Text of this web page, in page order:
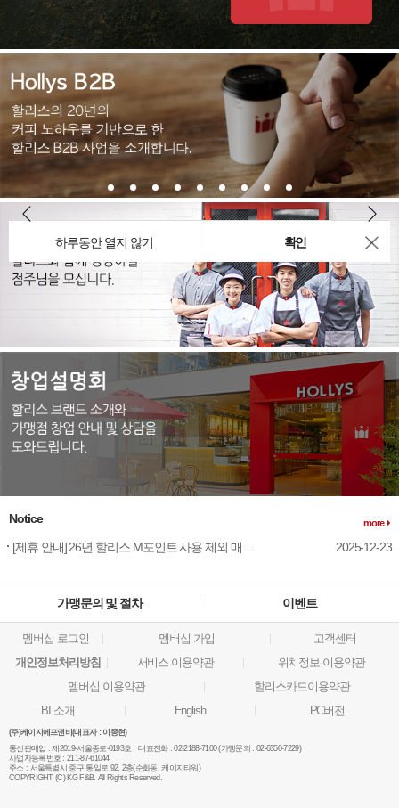
Notice more
2025-12-23
하루동안 열지 않기 확인
가맹문의 및 절차 이벤트
멤버십 로그인 멤버십 가입
고객센터
개인정보처리방침
서비스 이용약관
위치정보 이용약관
멤버십 이용약관
할리스카드이용약관
BI 소개
English PC버전
(주)케이지에프앤비(대표자 : 이종현)
통신판매업 : 제2019-서울종로-0193호 대표전화 : 02-2188-7100 (가맹문의 : 02-6350-7229)
사업자등록번호 : 211-87-61044
주소 : 서울특별시 중구 통일로 92, 2층(순화동, 케이지타워)
COPYRIGHT (C) KG F&B. All Rights Reserved.